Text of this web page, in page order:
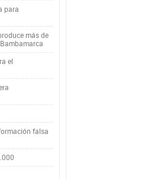
para
más de
el
falsa